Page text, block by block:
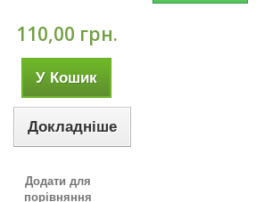
110,00 грн.
У Кошик
Докладніше
Додати для
порівняння